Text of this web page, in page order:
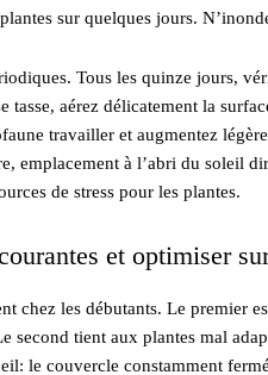
sur quelques jours.
Tous les quinze jours,
tasse, aérez délicatement la
travailler et augmentez
emplacement à l’abri du soleil
de stress pour les plantes.
et optimiser
chez les débutants. Le premier
second tient aux plantes mal
le couvercle constamment